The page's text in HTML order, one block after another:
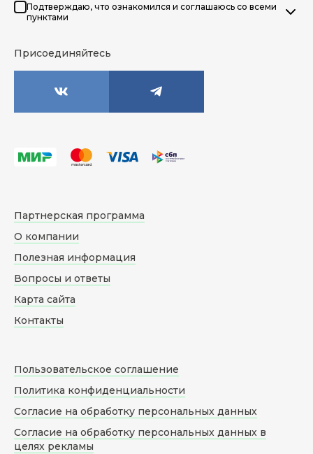
Подтверждаю, что ознакомился и соглашаюсь со всеми
пунктами
Присоединяйтесь
Партнерская программа
О компании
Полезная информация
Вопросы и ответы
Карта сайта
Контакты
Пользовательское соглашение
Политика конфиденциальности
Согласие на обработку персональных данных
Согласие на обработку персональных данных в
целях рекламы